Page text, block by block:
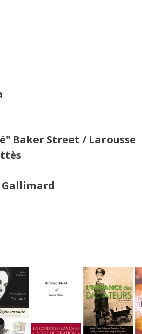
Baker Street / Larousse